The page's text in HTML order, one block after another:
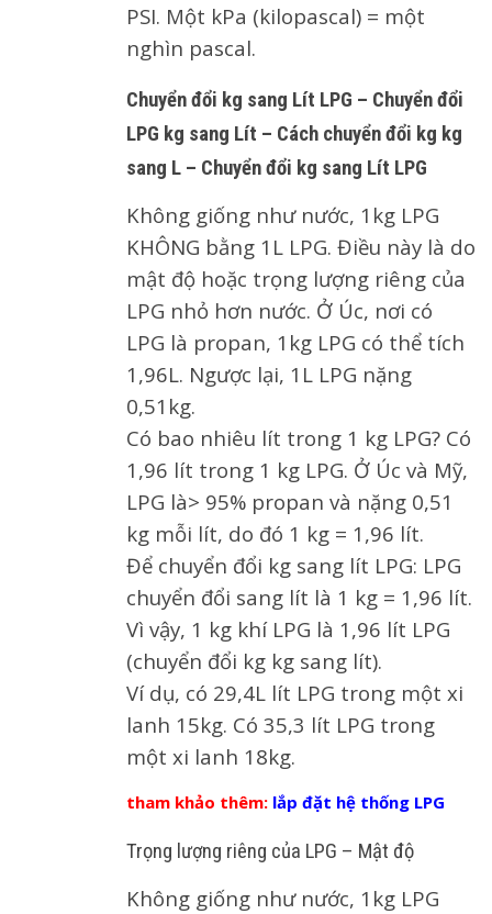
PSI. Một kPa (kilopascal) = một
nghìn pascal.
Chuyển đổi kg sang Lít LPG – Chuyển đổi
LPG kg sang Lít – Cách chuyển đổi kg kg
sang L – Chuyển đổi kg sang Lít LPG
Không giống như nước, 1kg LPG
KHÔNG bằng 1L LPG. Điều này là do
mật độ hoặc trọng lượng riêng của
LPG nhỏ hơn nước. Ở Úc, nơi có
LPG là propan, 1kg LPG có thể tích
1,96L. Ngược lại, 1L LPG nặng
0,51kg.
Có bao nhiêu lít trong 1 kg LPG? Có
1,96 lít trong 1 kg LPG. Ở Úc và Mỹ,
LPG là> 95% propan và nặng 0,51
kg mỗi lít, do đó 1 kg = 1,96 lít.
Để chuyển đổi kg sang lít LPG: LPG
chuyển đổi sang lít là 1 kg = 1,96 lít.
Vì vậy, 1 kg khí LPG là 1,96 lít LPG
(chuyển đổi kg kg sang lít).
Ví dụ, có 29,4L lít LPG trong một xi
lanh 15kg. Có 35,3 lít LPG trong
một xi lanh 18kg.
tham khảo thêm: lắp đặt hệ thống LPG
Trọng lượng riêng của LPG – Mật độ
Không giống như nước, 1kg LPG